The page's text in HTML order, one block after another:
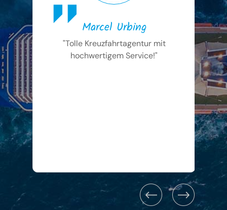
Marcel Urbing
"Tolle Kreuzfahrtagentur mit
hochwertigem Service!"